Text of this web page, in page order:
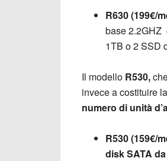
R630 (199€/
base 2.2GHZ
1TB o 2 SSD
Il modello R530,
invece a costituire
numero di unità
R530 (159€/
disk SATA